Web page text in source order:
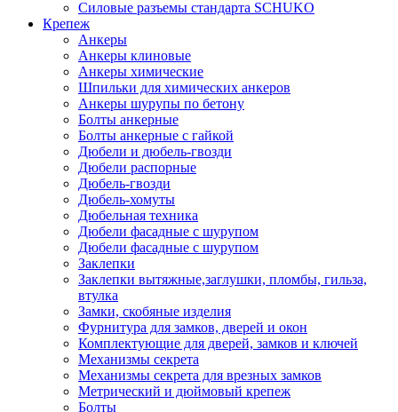
Силовые разъемы стандарта SCHUKO
Крепеж
Анкеры
Анкеры клиновые
Анкеры химические
Шпильки для химических анкеров
Анкеры шурупы по бетону
Болты анкерные
Болты анкерные с гайкой
Дюбели и дюбель-гвозди
Дюбели распорные
Дюбель-гвозди
Дюбель-хомуты
Дюбельная техника
Дюбели фасадные с шурупом
Дюбели фасадные с шурупом
Заклепки
Заклепки вытяжные,заглушки, пломбы, гильза,
втулка
Замки, скобяные изделия
Фурнитура для замков, дверей и окон
Комплектующие для дверей, замков и ключей
Механизмы секрета
Механизмы секрета для врезных замков
Метрический и дюймовый крепеж
Болты